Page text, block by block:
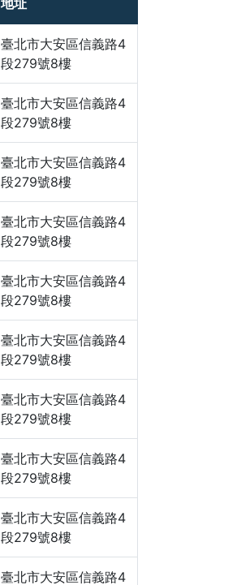
地址
臺北市大安區信義路4
段279號8樓
臺北市大安區信義路4
段279號8樓
臺北市大安區信義路4
段279號8樓
臺北市大安區信義路4
段279號8樓
臺北市大安區信義路4
段279號8樓
臺北市大安區信義路4
段279號8樓
臺北市大安區信義路4
段279號8樓
臺北市大安區信義路4
段279號8樓
臺北市大安區信義路4
段279號8樓
臺北市大安區信義路4